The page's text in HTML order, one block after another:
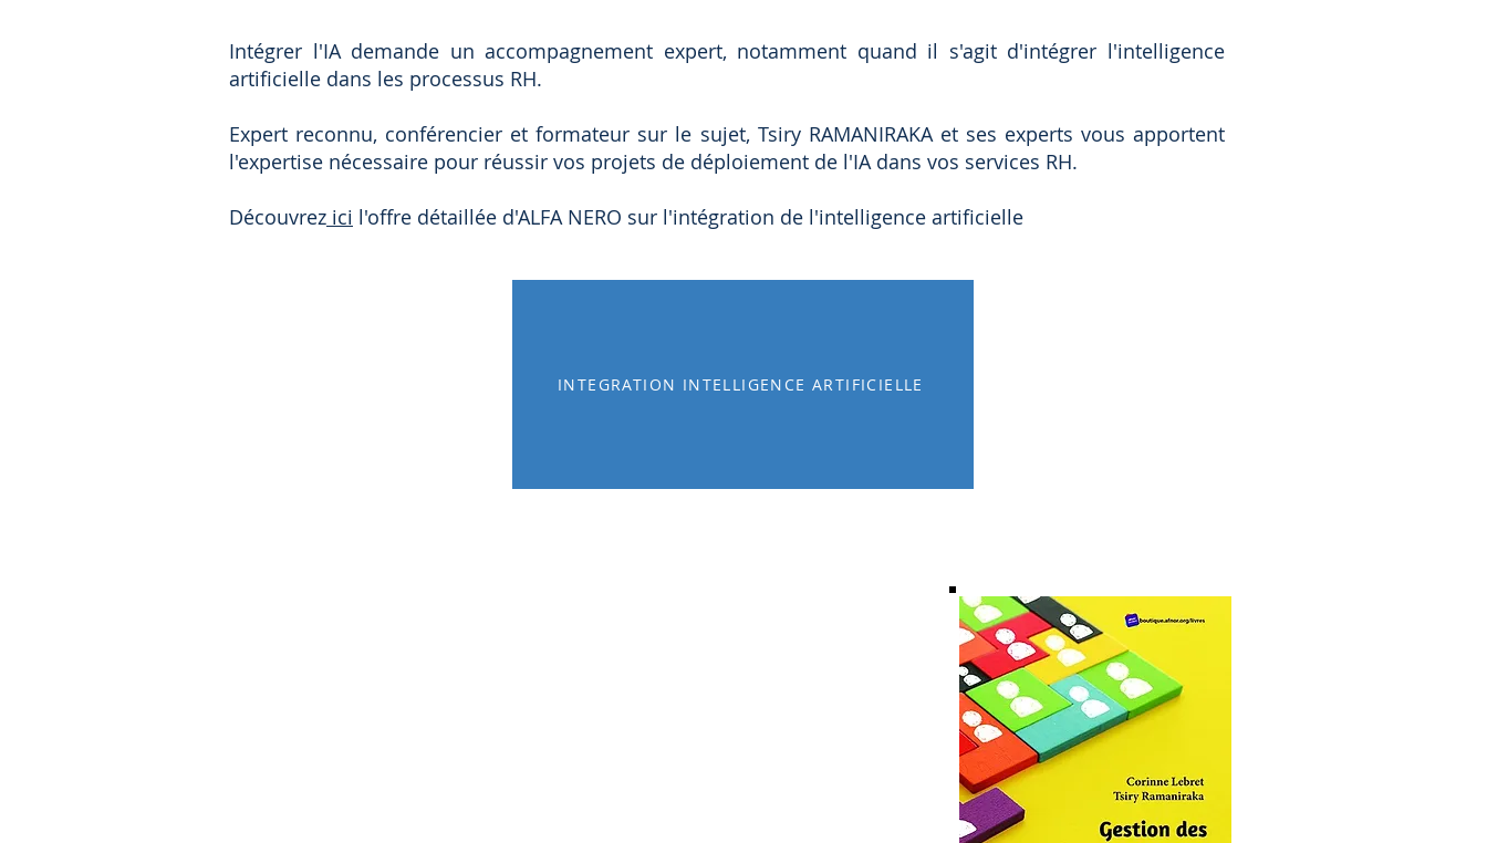
Intégrer l'IA demande un accompagnement expert, notamment quand il s'agit d'intégrer l'intelligence
artificielle dans les processus RH.
Expert reconnu, conférencier et formateur sur le sujet, Tsiry RAMANIRAKA et ses experts vous apportent
l'expertise nécessaire pour réussir vos projets de déploiement de l'IA dans vos services RH.
Découvrez ici l'offre détaillée d'ALFA NERO sur l'intégration de l'intelligence artificielle
INTEGRATION INTELLIGENCE ARTIFICIELLE